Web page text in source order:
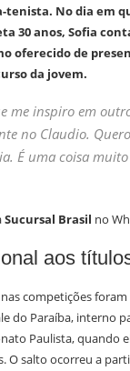
tenista. No dia em
30 anos, Sofia
oferecido de
da jovem.
me inspiro em
no Claudio.
É uma coisa
Sucursal Brasil no
aos
competições
do Paraíba, interno
Paulista, quando
O salto ocorreu a